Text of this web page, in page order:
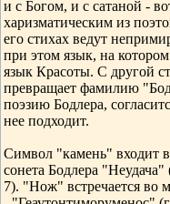
и с Богом, и с сатаной -
харизматическим из
его стихах ведут
при этом язык, на
язык Красоты. С другой
превращает фамилию
поэзию Бодлера,
нее подходит.
Символ "камень" входит
сонета Бодлера "Неудача"
7). "Нож" встречается во